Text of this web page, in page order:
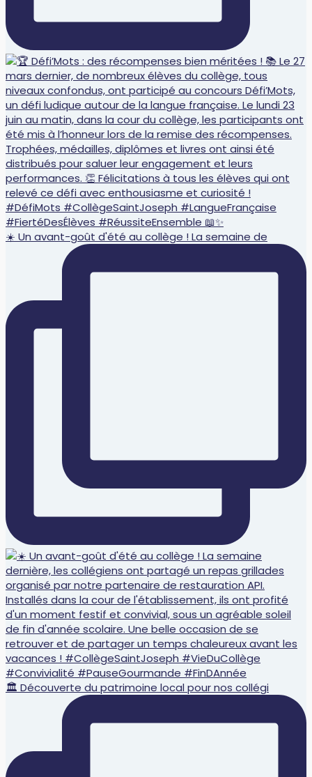
☀️ Un avant-goût d'été au collège ! La semaine de
🏛️ Découverte du patrimoine local pour nos collégi